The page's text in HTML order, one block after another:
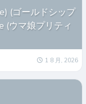
(ゴールドシップ
(ウマ娘プリティ
1 8 月, 2026